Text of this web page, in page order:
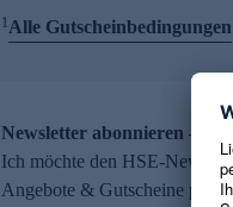
1Alle Gutscheinbedingungen
Newsletter abonnieren – 10
Ich möchte den HSE-
Angebote & Gutscheine per